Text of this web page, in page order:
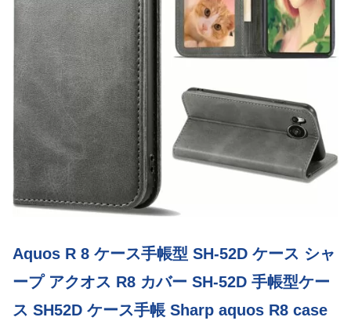
Aquos R 8 ケース手帳型 SH-52D ケース シャ
ープ アクオス R8 カバー SH-52D 手帳型ケー
ス SH52D ケース手帳 Sharp aquos R8 case